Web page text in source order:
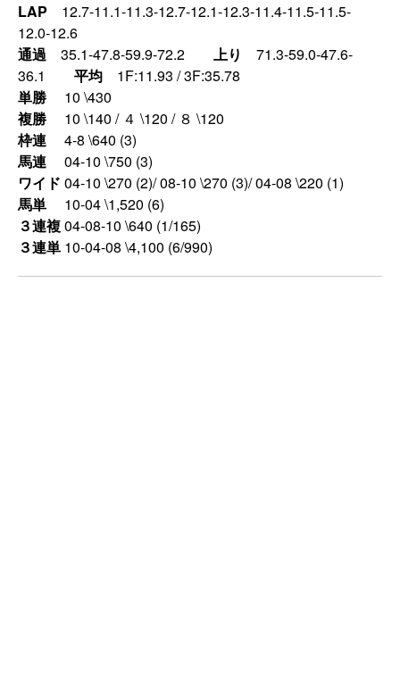
LAP 12.7-11.1-11.3-12.7-12.1-12.3-11.4-11.5-11.5-
12.0-12.6
通過 35.1-47.8-59.9-72.2 上り 71.3-59.0-47.6-
36.1
平均 1F:11.93 / 3F:35.78
単勝
10 \430
複勝
10 \140 / ４ \120 / ８ \120
枠連
4-8 \640 (3)
馬連
04-10 \750 (3)
ワイド 04-10 \270 (2)/ 08-10 \270 (3)/ 04-08 \220 (1)
馬単
10-04 \1,520 (6)
３連複04-08-10 \640 (1/165)
３連単 10-04-08 \4,100 (6/990)